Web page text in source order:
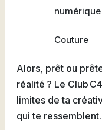
numérique
Couture
Alors, prêt ou
réalité ? Le Club
limites de ta
qui te ressemblent.